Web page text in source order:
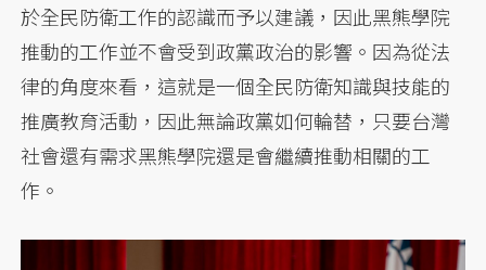
於全民防衛工作的認識而予以建議，因此黑熊學院
推動的工作並不會受到政黨政治的影響。因為從法
律的角度來看，這就是一個全民防衛知識與技能的
推廣教育活動，因此無論政黨如何輪替，只要台灣
社會還有需求黑熊學院還是會繼續推動相關的工
作。